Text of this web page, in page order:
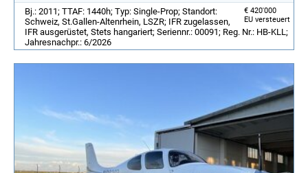
€ 420'000
EU versteuert
Bj.: 2011; TTAF: 1440h; Typ: Single-Prop; Standort:
Schweiz, St.Gallen-Altenrhein, LSZR; IFR zugelassen,
IFR ausgerüstet, Stets hangariert; Seriennr.: 00091; Reg. Nr.: HB-KLL;
Jahresnachpr.: 6/2026